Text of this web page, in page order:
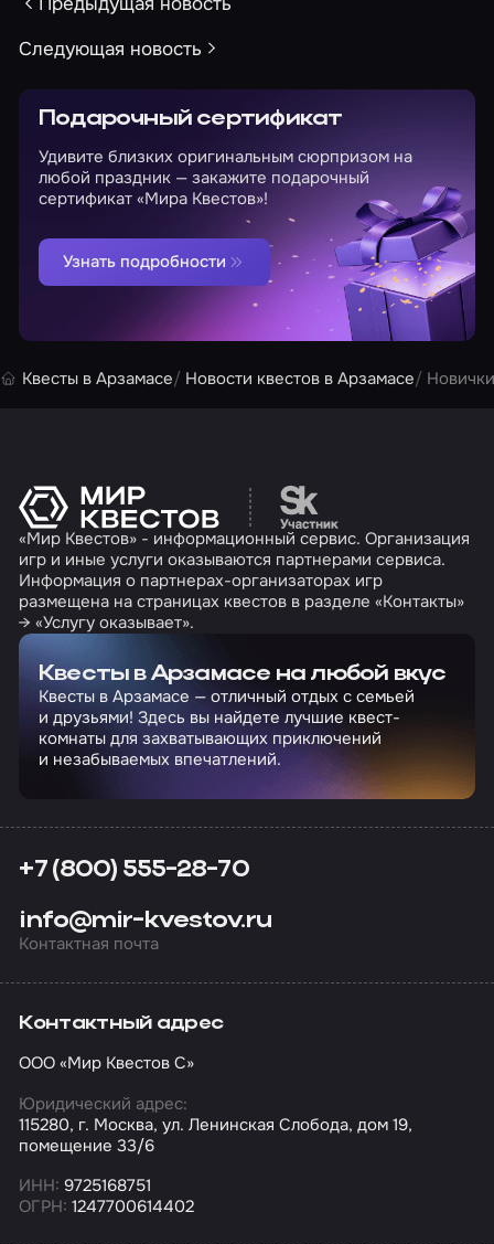
Следующая новость
Подарочный сертификат
Удивите близких оригинальным сюрпризом на
любой праздник — закажите подарочный
сертификат «Мира Квестов»!
Узнать подробности
Квесты в Арзамасе Новости квестов в Арзамасе
Перейти на сайт
«Мир Квестов» - информационный сервис. Организация
игр и иные услуги оказываются партнерами сервиса.
Информация о партнерах-организаторах игр
размещена на страницах квестов в разделе «Контакты»
→ «Услугу оказывает».
Квесты в Арзамасе на любой вкус
Квесты в Арзамасе — отличный отдых с семьей
и друзьями! Здесь вы найдете лучшие квест-
комнаты для захватывающих приключений
и незабываемых впечатлений.
+7 (800) 555-28-70
info@mir-kvestov.ru
Контактная почта
Контактный адрес
ООО «Мир Квестов С»
Юридический адрес:
115280, г. Москва, ул. Ленинская Слобода, дом 19,
помещение 33/6
ИНН: 9725168751
ОГРН: 1247700614402